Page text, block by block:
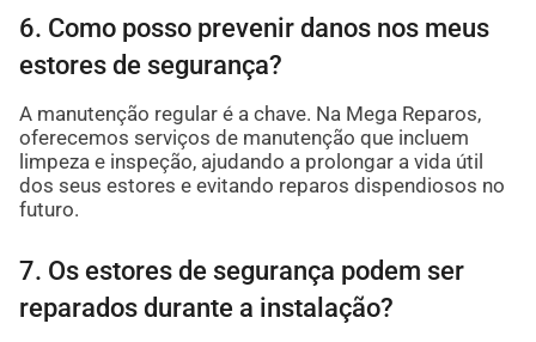
6. Como posso prevenir danos nos meus
estores de segurança?
A manutenção regular é a chave. Na Mega Reparos,
oferecemos serviços de manutenção que incluem
limpeza e inspeção, ajudando a prolongar a vida útil
dos seus estores e evitando reparos dispendiosos no
futuro.
7. Os estores de segurança podem ser
reparados durante a instalação?